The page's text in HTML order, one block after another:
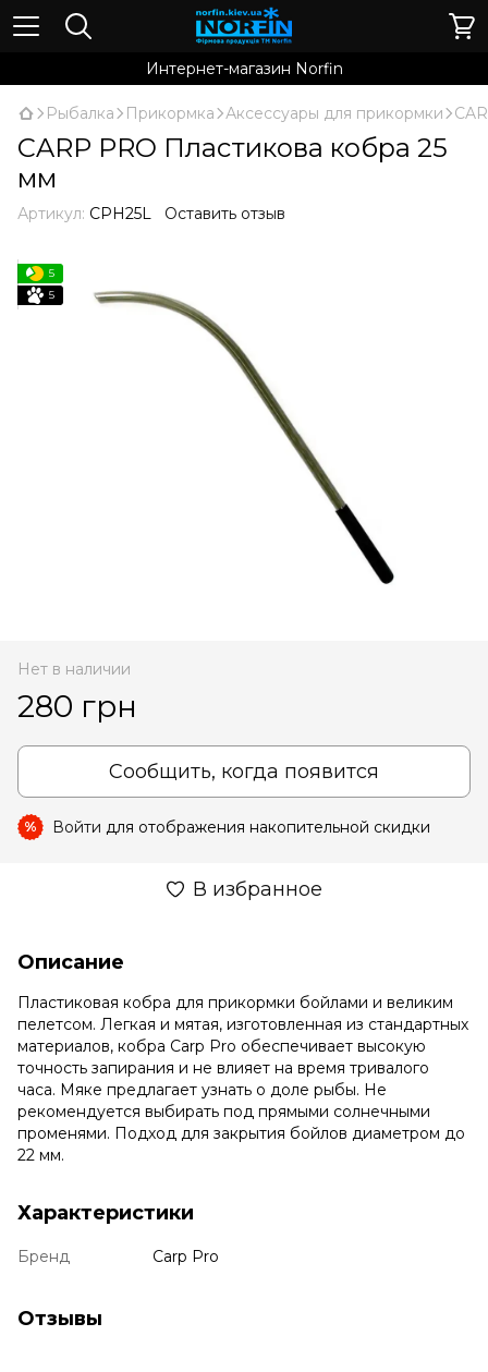
Интернет-магазин Norfin
Рыбалка Прикормка Аксессуары для прикормки
CARP PRO Пластикова кобра 25
мм
Артикул: CPH25L Оставить отзыв
5
5
Нет в наличии
280 грн
Сообщить, когда появится
% Войти для отображения накопительной скидки
В избранное
Описание
Пластиковая кобра для прикормки бойлами и великим
пелетсом. Легкая и мятая, изготовленная из стандартных
материалов, кобра Carp Pro обеспечивает высокую
точность запирания и не влияет на время тривалого
часа. Мяке предлагает узнать о доле рыбы. Не
рекомендуется выбирать под прямыми солнечными
променями. Подход для закрытия бойлов диаметром до
22 мм.
Характеристики
Бренд Carp Pro
Отзывы